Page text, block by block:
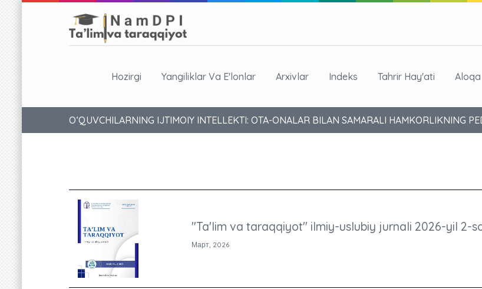
Hozirgi Yangiliklar Va E'lonlar Arxivlar Indeks Tahrir Hay'ati Aloqa
O‘QUVCHILARNING IJTIMOIY INTELLEKTI: OTA-ONALAR BILAN SAMARALI HAMKORLIKNING
"Ta'lim va taraqqiyot" ilmiy-uslubiy jurnali 2026-yil 2-
Март, 2026